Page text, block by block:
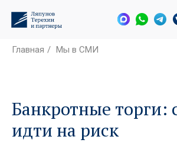
Главная / Мы в СМИ
Банкротные торги:
идти на риск